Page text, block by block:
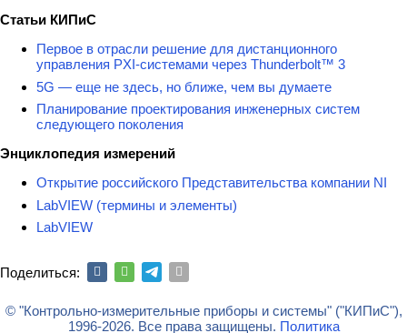
Статьи КИПиС
Первое в отрасли решение для дистанционного
управления PXI-системами через Thunderbolt™ 3
5G — еще не здесь, но ближе, чем вы думаете
Планирование проектирования инженерных систем
следующего поколения
Энциклопедия измерений
Открытие российского Представительства компании NI
LabVIEW (термины и элементы)
LabVIEW
Поделиться:
© "Контрольно-измерительные приборы и системы" ("КИПиС"),
1996-2026. Все права защищены. Политика